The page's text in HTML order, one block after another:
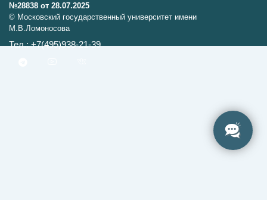
№28838 от 28.07.2025
© Московский государственный университет имени
М.В.Ломоносова
Тел.: +7(495)938-21-39